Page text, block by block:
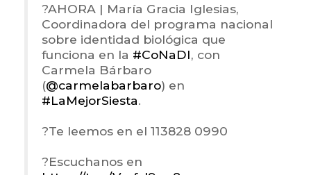
?️AHORA | María Gracia Iglesias,
Coordinadora del programa nacional
sobre identidad biológica que
funciona en la #CoNaDI, con
Carmela Bárbaro
(@carmelabarbaro) en
#LaMejorSiesta.
?Te leemos en el 113828 0990
?Escuchanos en